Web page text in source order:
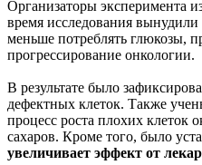
Организаторы эксперимента
время исследования вынудили
меньше потреблять глюкозы,
прогрессирование онкологии.
В результате было
дефектных клеток. Также
процесс роста плохих клеток
сахаров. Кроме того, было
увеличивает эффект от